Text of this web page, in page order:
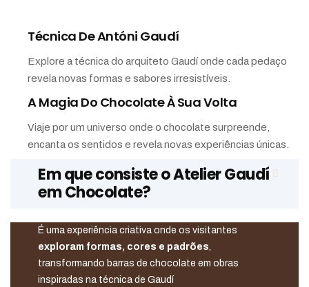
Técnica De Antóni Gaudí
Explore a técnica do arquiteto Gaudí onde cada pedaço
revela novas formas e sabores irresistíveis.
A Magia Do Chocolate À Sua Volta
Viaje por um universo onde o chocolate surpreende,
encanta os sentidos e revela novas experiências únicas.
Em que consiste o Atelier Gaudí
em Chocolate?
É uma experiência criativa onde os visitantes
exploram formas, cores e padrões,
transformando barras de chocolate em obras
inspiradas na técnica de Gaudí